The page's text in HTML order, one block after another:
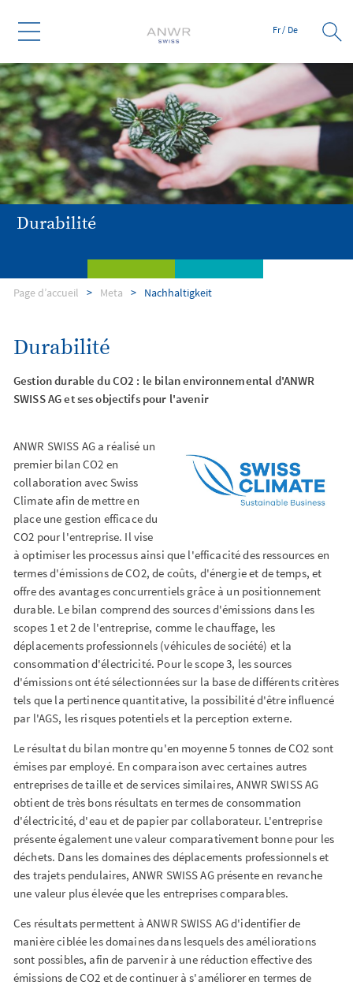
Fr/ De
Durabilité
Services Branches Entreprise
Page d’accueil Meta Nachhaltigkeit
Durabilité
Gestion durable du CO2 : le bilan environnemental d'ANWR
SWISS AG et ses objectifs pour l'avenir
ANWR SWISS AG a réalisé un
premier bilan CO2 en
collaboration avec Swiss
Climate afin de mettre en
place une gestion efficace du
CO2 pour l'entreprise. Il vise
à optimiser les processus ainsi que l'efficacité des ressources en
termes d'émissions de CO2, de coûts, d'énergie et de temps, et
offre des avantages concurrentiels grâce à un positionnement
durable. Le bilan comprend des sources d'émissions dans les
scopes 1 et 2 de l'entreprise, comme le chauffage, les
déplacements professionnels (véhicules de société) et la
consommation d'électricité. Pour le scope 3, les sources
d'émissions ont été sélectionnées sur la base de différents critères
tels que la pertinence quantitative, la possibilité d'être influencé
par l'AGS, les risques potentiels et la perception externe.
Le résultat du bilan montre qu'en moyenne 5 tonnes de CO2 sont
émises par employé. En comparaison avec certaines autres
entreprises de taille et de services similaires, ANWR SWISS AG
obtient de très bons résultats en termes de consommation
d'électricité, d'eau et de papier par collaborateur. L'entreprise
présente également une valeur comparativement bonne pour les
déchets. Dans les domaines des déplacements professionnels et
des trajets pendulaires, ANWR SWISS AG présente en revanche
une valeur plus élevée que les entreprises comparables.
Ces résultats permettent à ANWR SWISS AG d'identifier de
manière ciblée les domaines dans lesquels des améliorations
sont possibles, afin de parvenir à une réduction effective des
émissions de CO2 et de continuer à s'améliorer en termes de